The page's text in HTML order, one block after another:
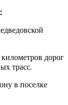
дорог
трасс.
в поселке